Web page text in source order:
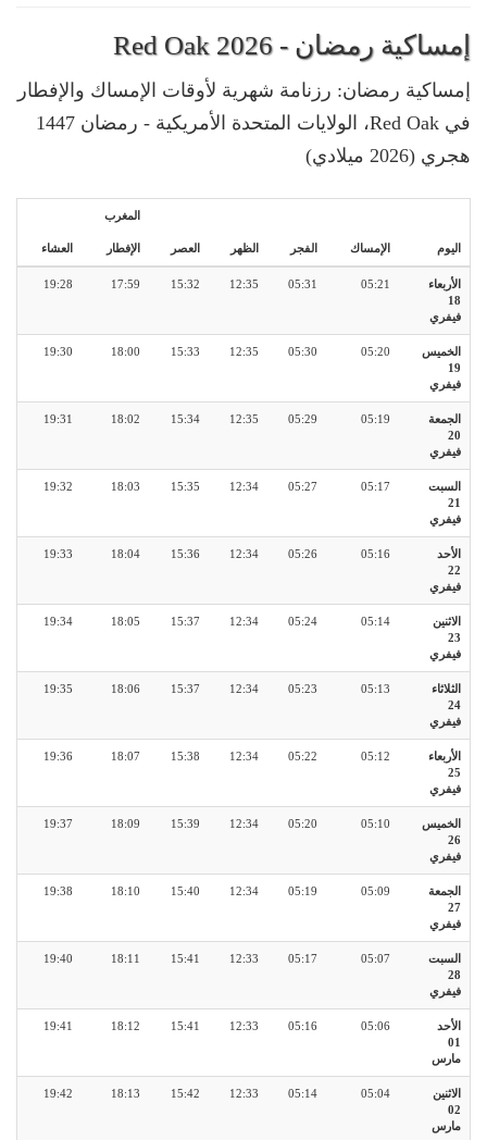
إمساكية رمضان - Red Oak 2026
إمساكية رمضان: رزنامة شهرية لأوقات الإمساك والإفطار
في Red Oak، الولايات المتحدة الأمريكية - رمضان 1447
هجري (2026 ميلادي)
اليوم الإمساك الفجر الظهر العصر
المغرب
الإفطار العشاء
الأربعاء
18
فيفري
05:21
05:31
12:35
15:32
17:59
19:28
الخميس
19
فيفري
05:20
05:30
12:35
15:33
18:00
19:30
الجمعة
20
فيفري
05:19
05:29
12:35
15:34
18:02
19:31
السبت
21
فيفري
05:17
05:27
12:34
15:35
18:03
19:32
الأحد
22
فيفري
05:16
05:26
12:34
15:36
18:04
19:33
الاثنين
23
فيفري
05:14
05:24
12:34
15:37
18:05
19:34
الثلاثاء
24
فيفري
05:13
05:23
12:34
15:37
18:06
19:35
الأربعاء
25
فيفري
05:12
05:22
12:34
15:38
18:07
19:36
الخميس
26
فيفري
05:10
05:20
12:34
15:39
18:09
19:37
الجمعة
27
فيفري
05:09
05:19
12:34
15:40
18:10
19:38
السبت
28
فيفري
05:07
05:17
12:33
15:41
18:11
19:40
الأحد
01
مارس
05:06
05:16
12:33
15:41
18:12
19:41
الاثنين
02
مارس
05:04
05:14
12:33
15:42
18:13
19:42